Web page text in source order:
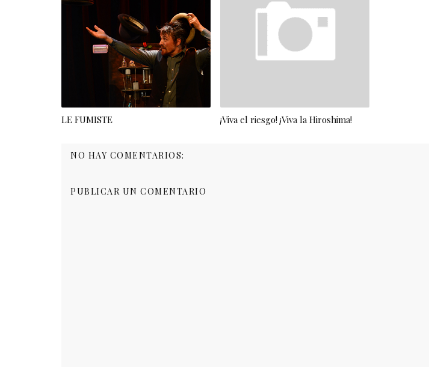
LE FUMISTE ¡Viva el riesgo! ¡Viva la Hiroshima!
NO HAY COMENTARIOS:
PUBLICAR UN COMENTARIO